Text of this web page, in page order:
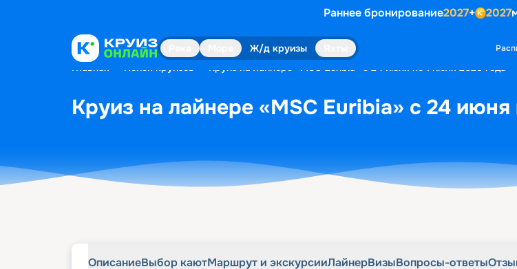
Раннее бронирование2027+ 2027
Ж/д круизы
Главная Поиск круизов Круиз на лайнере «MSC Euribia» с 24 июня по 1 июля 2028 года
Круиз на лайнере «MSC Euribia» с 24
ОписаниеВыбор каютМаршрут и экскурсииЛайнерВизыВопросы-ответы